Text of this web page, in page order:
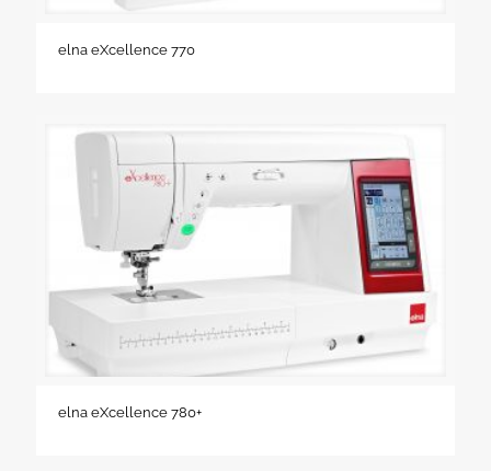
elna eXcellence 770
elna eXcellence 780+